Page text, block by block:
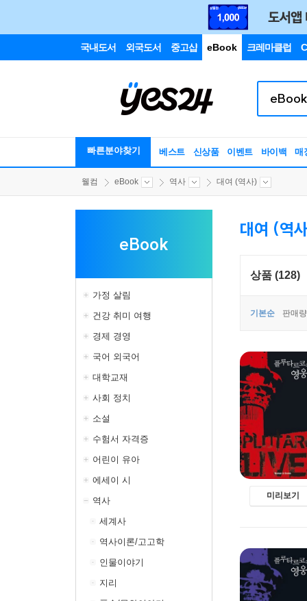
국내도서 외국도서 중고샵 eBook 크레마클럽
빠른분야찾기 베스트 신상품 이벤트 바이백 매
웰컴 eBook 역사 대여 (역사)
eBook
가정 살림
건강 취미 여행
경제 경영
국어 외국어
대학교재
사회 정치
소설
수험서 자격증
어린이 유아
에세이 시
역사
세계사
역사이론/고고학
인물이야기
지리
대여 (역
상품 (128)
기본순 판매
미리보기